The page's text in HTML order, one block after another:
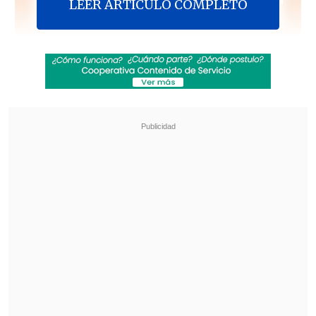
Tacán - "El brujo Tacán (en vivo)"
LEER ARTICULO COMPLETO